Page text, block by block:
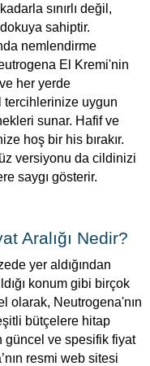
sınırlı değil,
sahiptir.
nemlendirme
El Kremi'nin
her yerde
tercihlerinize uygun
sunar. Hafif ve
hoş bir his bırakır.
versiyonu da cildinizi
saygı gösterir.
Aralığı Nedir?
yer aldığından
konum gibi birçok
olarak, Neutrogena'nın
bütçelere hitap
güncel ve spesifik fiyat
resmi web sitesi